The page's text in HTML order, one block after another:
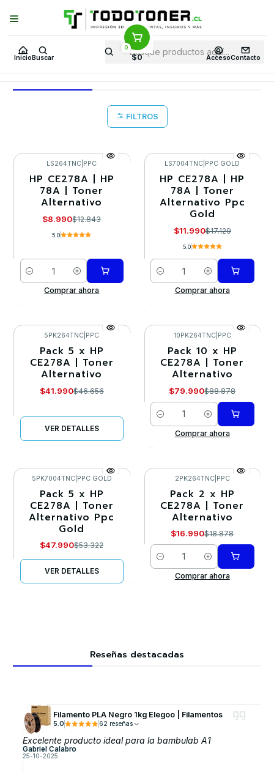
Inicio Buscar
0
$0 AccesoContacto
Puedes Elegir: Comprar enTienda· Despachoa Todo Chile · Retiro en
Tienda en24 Horas
Inicio Toner y tambor Toner Alternativo HP Equipos HP P1609
P1609
FILTROS
-30%
LS264TNC PPC
HP CE278A | HP
78A | Toner
Alternativo
$8.990$12.843
5.0
Cantidad
Comprar ahora
-30%
LS7004TNC PPC GOLD
HP CE278A | HP
78A | Toner
Alternativo Ppc
Gold
$11.990$17.129
5.0
Cantidad
Comprar ahora
-10%
Agotado
5PK264TNC PPC
Pack 5 x HP
CE278A | Toner
Alternativo
$41.990$46.656
VER DETALLES
-10%
10PK264TNC| PPC
Pack 10 x HP
CE278A | Toner
Alternativo
$79.990$88.878
Cantidad
Comprar ahora
-10%
Agotado
5PK7004TNC| PPC GOLD
Pack 5 x HP
CE278A | Toner
Alternativo Ppc
Gold
$47.990$53.322
VER DETALLES
-10%
2PK264TNC| PPC
Pack 2 x HP
CE278A | Toner
Alternativo
$16.990$18.878
Cantidad
Comprar ahora
Reseñas destacadas
Filamento PLA Negro 1kg Elegoo | Filamentos
5.0 62 reseñas
Excelente producto ideal para la bambulab A1
Gabriel Calabro
25-10-2025